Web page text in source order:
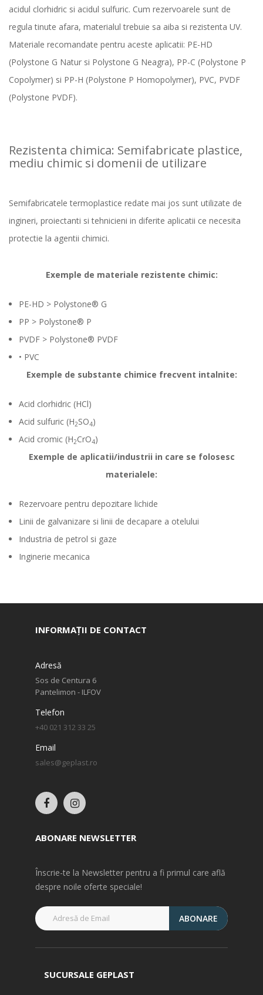
acidul clorhidric si acidul sulfuric. Cum rezervoarele sunt de
regula tinute afara, materialul trebuie sa aiba si rezistenta UV.
Materiale recomandate pentru aceste aplicatii: PE-HD
(Polystone G Natur si Polystone G Neagra), PP-C (Polystone P
Copolymer) si PP-H (Polystone P Homopolymer), PVC, PVDF
(Polystone PVDF).
Rezistenta chimica: Semifabricate plastice,
mediu chimic si domenii de utilizare
Semifabricatele termoplastice redate mai jos sunt utilizate de
ingineri, proiectanti si tehnicieni in diferite aplicatii ce necesita
protectie la agentii chimici.
Exemple de materiale rezistente chimic:
PE-HD > Polystone® G
PP > Polystone® P
PVDF > Polystone® PVDF
• PVC
Exemple de substante chimice frecvent intalnite:
Acid clorhidric (HCl)
Acid sulfuric (H2SO4)
Acid cromic (H2CrO4)
Exemple de aplicatii/industrii in care se folosesc
materialele:
Rezervoare pentru depozitare lichide
Linii de galvanizare si linii de decapare a otelului
Industria de petrol si gaze
Inginerie mecanica
INFORMAȚII DE CONTACT
Adresă
Sos de Centura 6
Pantelimon - ILFOV
Telefon
+40 021 312 33 25
Email
sales@geplast.ro
ABONARE NEWSLETTER
Înscrie-te la Newsletter pentru a fi primul care află
despre noile oferte speciale!
ABONARE
SUCURSALE GEPLAST